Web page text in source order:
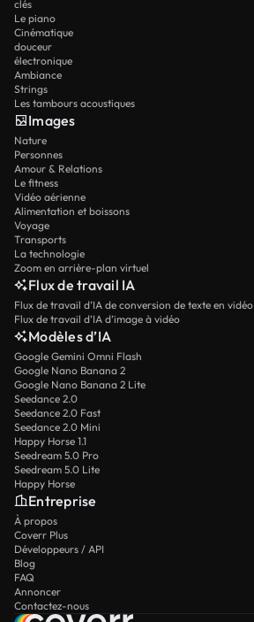
clés
Le piano
Cinématique
douceur
électronique
Ambiance
Strings
Les tambours acoustiques
Images
Nature
Personnes
Amour & Relations
Le fitness
Vidéo aérienne
Alimentation et boissons
Voyage
Transports
La technologie
Zoom en arrière-plan virtuel
Flux de travail IA
Flux de travail d’IA de conversion de texte en vidéo
Flux de travail d’IA d’image à vidéo
Modèles d’IA
Google Gemini Omni Flash
Google Nano Banana 2
Google Nano Banana 2 Lite
Seedance 2.0
Seedance 2.0 Fast
Seedance 2.0 Mini
Happy Horse 1.1
Seedream 5.0 Pro
Seedream 5.0 Lite
Happy Horse
Entreprise
À propos
Coverr Plus
Développeurs / API
Blog
FAQ
Annoncer
Contactez-nous